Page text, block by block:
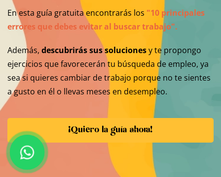
En esta guía gratuita encontrarás los "10 principales
errores que debes evitar al buscar trabajo".
Además, descubrirás sus solucionesy te propongo
ejercicios que favorecerán tu búsqueda de empleo, ya
sea si quieres cambiar de trabajo porque no te sientes
a gusto en él o llevas meses en desempleo.
¡Quiero la guía ahora!